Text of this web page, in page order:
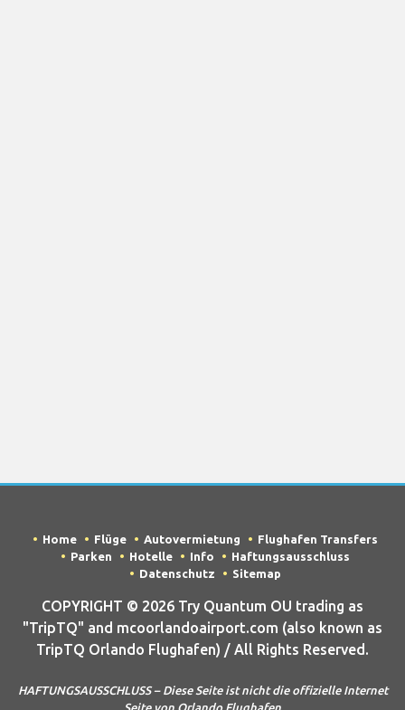
Home Flüge Autovermietung
Flughafen Transfers
Parken
Hotelle Info
Haftungsausschluss
Datenschutz
Sitemap
COPYRIGHT © 2026 Try Quantum OU trading as
"TripTQ" and mcoorlandoairport.com (also known as
TripTQ Orlando Flughafen) / All Rights Reserved.
HAFTUNGSAUSSCHLUSS – Diese Seite ist nicht die offizielle Internet